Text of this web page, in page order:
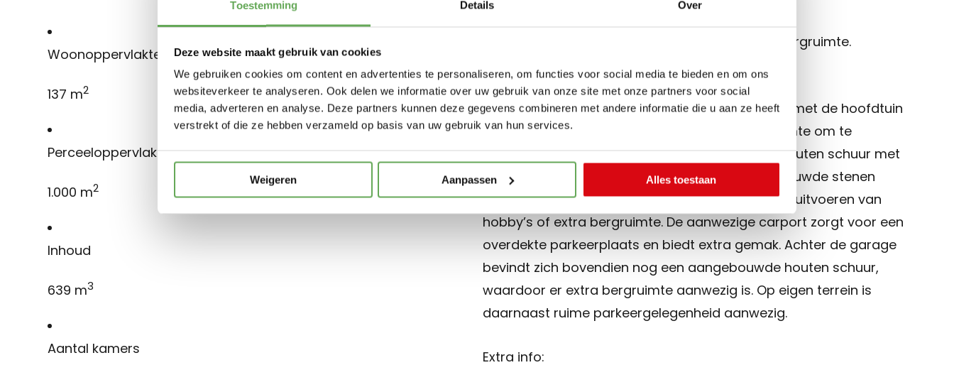
Toestemming Details Over
Deze website maakt gebruik van cookies
We gebruiken cookies om content en advertenties te personaliseren, om functies voor social media te bieden en om ons
websiteverkeer te analyseren. Ook delen we informatie over uw gebruik van onze site met onze partners voor social
media, adverteren en analyse. Deze partners kunnen deze gegevens combineren met andere informatie die u aan ze heeft
verstrekt of die ze hebben verzameld op basis van uw gebruik van hun services.
Weigeren Aanpassen Alles toestaan
Woonoppervlakte
137 m2
Perceeloppervlakte
1.000 m2
Inhoud
639 m3
Aantal kamers
Eerste verdieping: twee slaapkamers met veel bergruimte.
Buiten
De woning beschikt over een ruime tuin rondom, met de hoofdtuin
gesitueerd op het noordwesten. Hier is volop ruimte om te
genieten van het buitenleven, mede dankzij de houten schuur met
overkapping. Daarnaast is er een ruime aangebouwde stenen
garage, ideaal voor het stallen van een auto, het uitvoeren van
hobby’s of extra bergruimte. De aanwezige carport zorgt voor een
overdekte parkeerplaats en biedt extra gemak. Achter de garage
bevindt zich bovendien nog een aangebouwde houten schuur,
waardoor er extra bergruimte aanwezig is. Op eigen terrein is
daarnaast ruime parkeergelegenheid aanwezig.
Extra info: